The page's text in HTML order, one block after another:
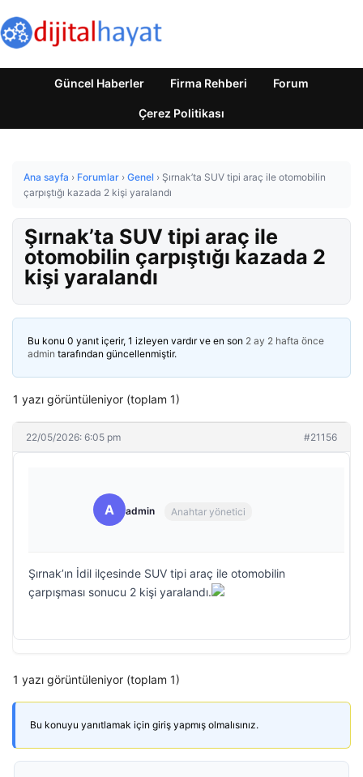
Güncel Haberler Firma Rehberi Forum
Çerez Politikası
Ana sayfa › Forumlar › Genel › Şırnak’ta SUV tipi araç ile otomobilin
çarpıştığı kazada 2 kişi yaralandı
Şırnak’ta SUV tipi araç ile
otomobilin çarpıştığı kazada 2
kişi yaralandı
Bu konu 0 yanıt içerir, 1 izleyen vardır ve en son 2 ay 2 hafta önce
admin tarafından güncellenmiştir.
1 yazı görüntüleniyor (toplam 1)
22/05/2026: 6:05 pm #21156
A admin Anahtar yönetici
Şırnak’ın İdil ilçesinde SUV tipi araç ile otomobilin
çarpışması sonucu 2 kişi yaralandı.
1 yazı görüntüleniyor (toplam 1)
Bu konuyu yanıtlamak için giriş yapmış olmalısınız.